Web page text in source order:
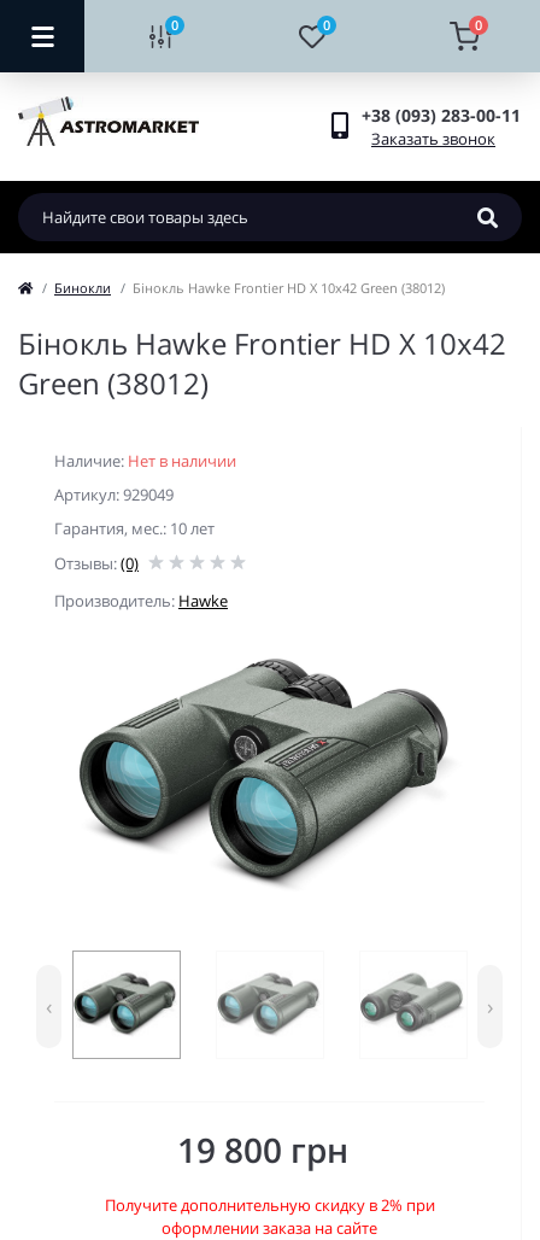
0 0 0
+38 (093) 283-00-11
Заказать звонок
Бинокли Бінокль Hawke Frontier HD X 10x42 Green (38012)
Бінокль Hawke Frontier HD X 10x42
Green (38012)
Наличие: Нет в наличии
Артикул: 929049
Гарантия, мес.: 10 лет
Отзывы:(0)
Производитель: Hawke
‹ ›
19 800 грн
Получите дополнительную скидку в 2% при
оформлении заказа на сайте